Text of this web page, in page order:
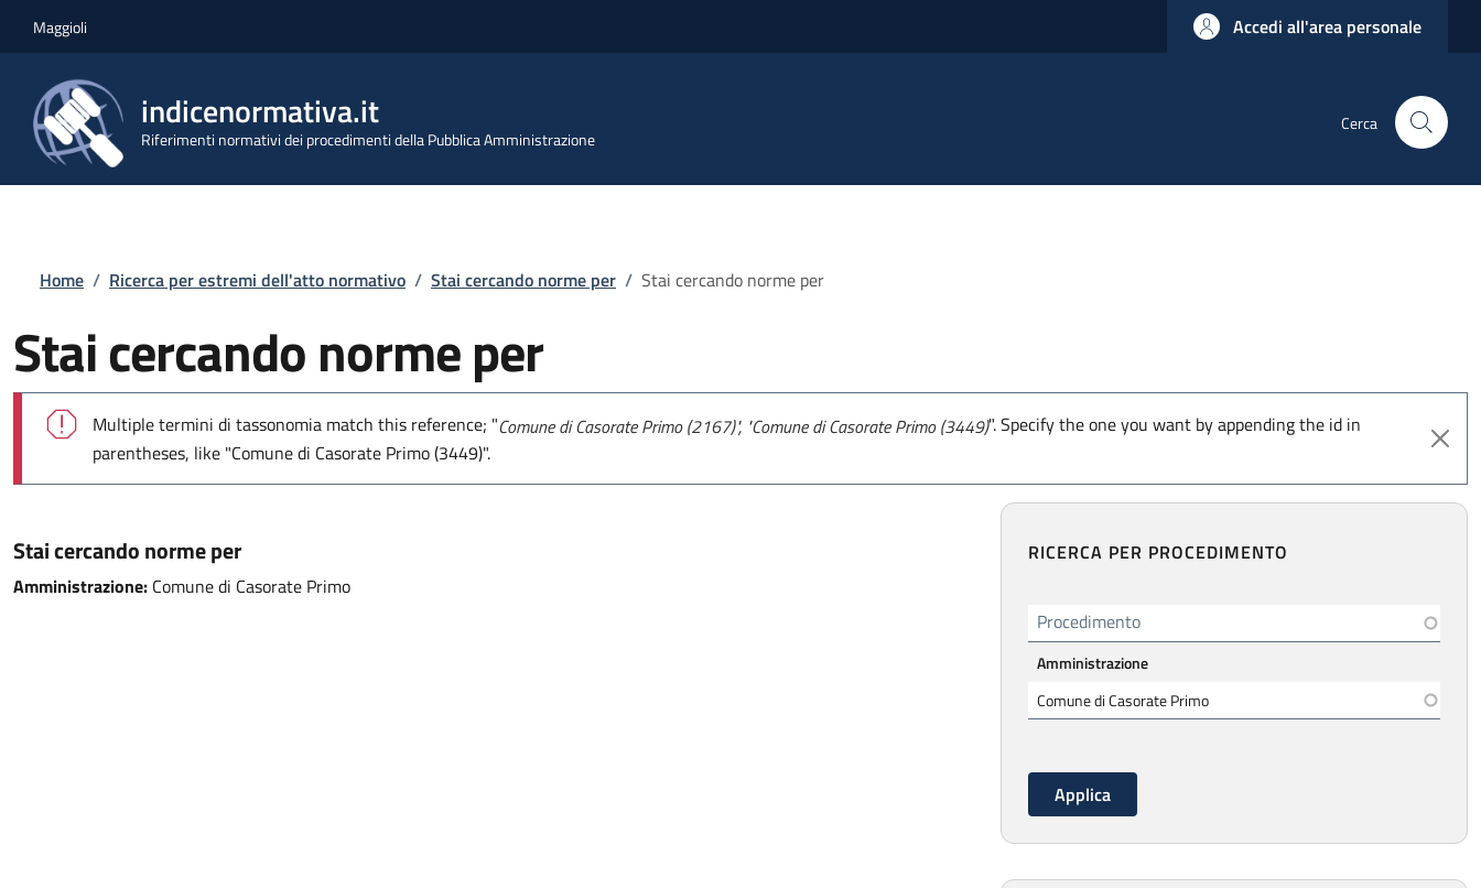
Maggioli Accedi all'area personale
indicenormativa.it
Riferimenti normativi dei procedimenti della Pubblica Amministrazione
Cerca
Briciole di pane
Home / Ricerca per estremi dell'atto normativo / Stai cercando norme per / Stai cercando norme per
Stai cercando norme per
Messaggio di errore
Multiple termini di tassonomia match this reference; "Comune di Casorate Primo (2167)", "Comune di Casorate Primo (3449)". Specify the one you want by appending the id in
parentheses, like "Comune di Casorate Primo (3449)".
Stai cercando norme per
Amministrazione: Comune di Casorate Primo
RICERCA PER PROCEDIMENTO
Procedimento
Amministrazione